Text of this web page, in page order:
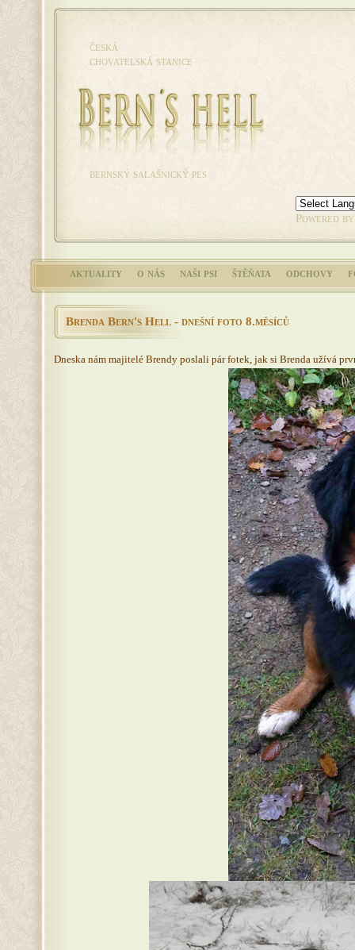
česká
chovatelská stanice
Powered
bernský salašnický pes
aktuality o nás naši psi štěňata odchovy
Brenda Bern's Hell - dnešní foto 8.měsíců
Dneska nám majitelé Brendy poslali pár fotek, jak si Brenda užívá